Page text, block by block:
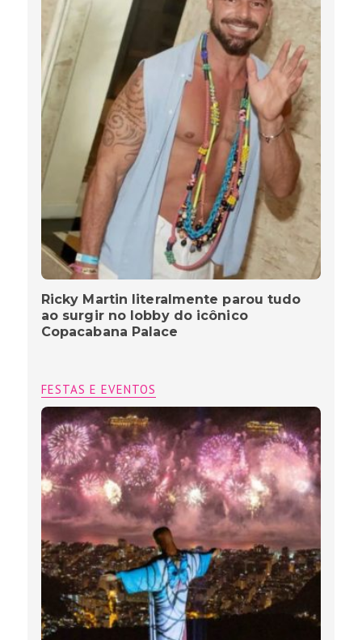
Ricky Martin literalmente parou tudo
ao surgir no lobby do icônico
Copacabana Palace
FESTAS E EVENTOS